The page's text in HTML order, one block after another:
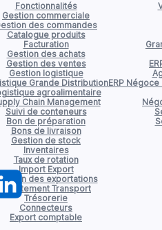
Fonctionnalités
Gestion commerciale
des commandes
Catalogue produits
Facturation
Gestion des achats
Gestion des ventes
Gestion logistique
Grande Distribution
agroalimentaire
Chain Management
Suivi de conteneurs
Bon de préparation
Bons de livraison
Gestion de stock
Inventaires
Taux de rotation
Import Export
des exportations
Affrètement Transport
Trésorerie
Connecteurs
Export comptable
ERP